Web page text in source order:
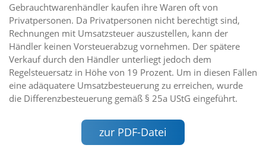
Gebrauchtwarenhändler kaufen ihre Waren oft von
Privatpersonen. Da Privatpersonen nicht berechtigt sind,
Rechnungen mit Umsatzsteuer auszustellen, kann der
Händler keinen Vorsteuerabzug vornehmen. Der spätere
Verkauf durch den Händler unterliegt jedoch dem
Regelsteuersatz in Höhe von 19 Prozent. Um in diesen Fällen
eine adäquatere Umsatzbesteuerung zu erreichen, wurde
die Differenzbesteuerung gemäß § 25a UStG eingeführt.
zur PDF-Datei